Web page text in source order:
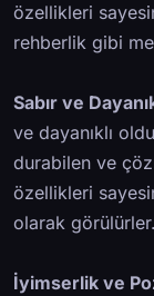
özellikleri
rehberlik gibi
Sabır ve
ve dayanıklı
durabilen ve
özellikleri
olarak görülürler.
İyimserlik ve